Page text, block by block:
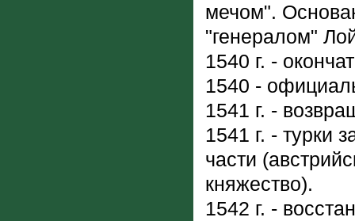
мечом".
"генералом"
1540 г. -
1540 -
1541 г. -
1541 г. - турки
части
княжество).
1542 г. -